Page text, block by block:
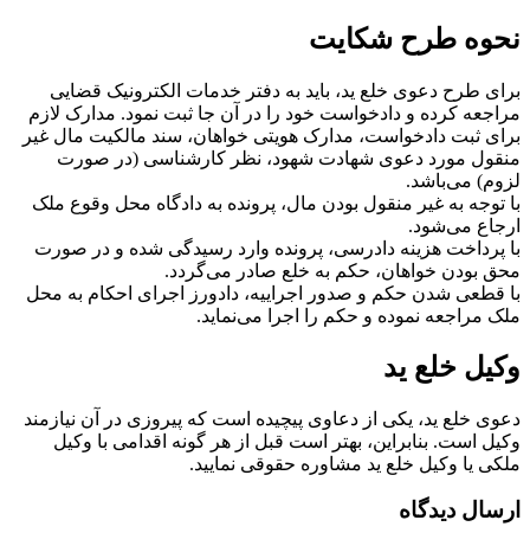
نحوه طرح شکایت
برای طرح دعوی خلع ید، باید به دفتر خدمات الکترونیک قضایی
مراجعه کرده و دادخواست خود را در آن جا ثبت نمود. مدارک لازم
برای ثبت دادخواست، مدارک هویتی خواهان، سند مالکیت مال غیر
منقول مورد دعوی شهادت شهود، نظر کارشناسی (در صورت
لزوم) می‌باشد.
با توجه به غیر منقول بودن مال، پرونده به دادگاه محل وقوع ملک
ارجاع می‌شود.
با پرداخت هزینه دادرسی، پرونده وارد رسیدگی شده و در صورت
محق بودن خواهان، حکم به خلع صادر می‌گردد.
با قطعی شدن حکم و صدور اجراییه، دادورز اجرای احکام به محل
ملک مراجعه نموده و حکم را اجرا می‌نماید.
وکیل خلع ید
دعوی خلع ید، یکی از دعاوی پیچیده است که پیروزی در آن نیازمند
وکیل است. بنابراین، بهتر است قبل از هر گونه اقدامی با وکیل
ملکی یا وکیل خلع ید مشاوره حقوقی نمایید.
ارسال دیدگاه